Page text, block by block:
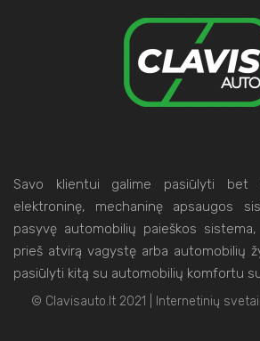
Savo klientui galime pasiūlyti bet
elektroninę, mechaninę apsaugos
pasyvę automobilių paieškos
prieš atvirą vagystę arba automobilių
pasiūlyti kitą su automobilių komfortu
© Clavisauto.lt 2021 | Internetinių